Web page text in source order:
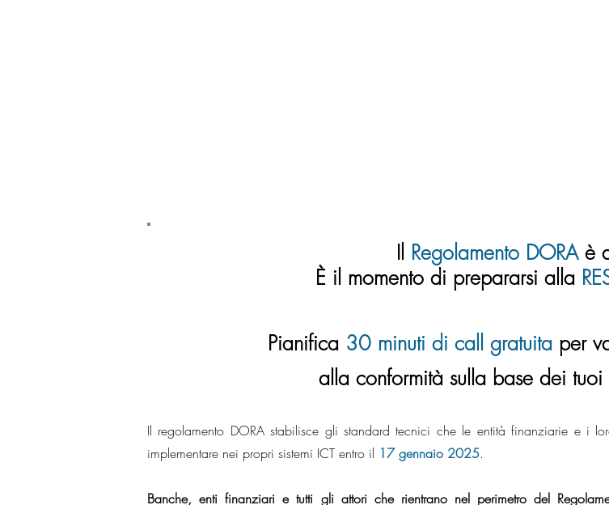
Il Regolamento DORAè
È il momento di prepararsi alla
Pianifica 30 minuti di call gratuitaper
alla conformità sulla base dei
Il regolamento DORA stabilisce gli standard tecnici che le entità finanziarie e i
implementare nei propri sistemi ICT entro il 17 gennaio 2025.
Banche, enti finanziari e tutti gli attori che rientrano nel perimetro del